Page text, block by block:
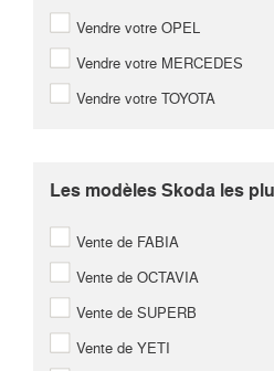
Vendre votre OPEL
Vendre votre MERCEDES
Vendre votre TOYOTA
Les modèles Skoda les
Vente de FABIA
Vente de OCTAVIA
Vente de SUPERB
Vente de YETI